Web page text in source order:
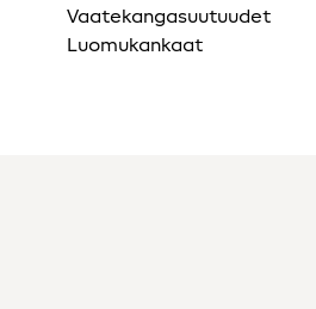
Vaatekangasuutuudet
Luomukankaat